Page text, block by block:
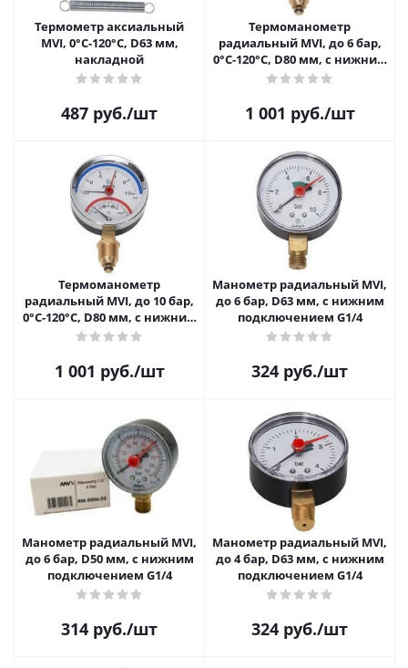
Термометр аксиальный
MVI, 0°C-120°C, D63 мм,
накладной
487 руб./шт
Термоманометр
радиальный MVI, до 6 бар,
0°C-120°C, D80 мм, с нижним
подключением G1/2
1 001 руб./шт
Термоманометр
радиальный MVI, до 10 бар,
0°C-120°C, D80 мм, с нижним
подключением G1/2
1 001 руб./шт
Манометр радиальный MVI,
до 6 бар, D63 мм, с нижним
подключением G1/4
324 руб./шт
Манометр радиальный MVI,
до 6 бар, D50 мм, с нижним
подключением G1/4
314 руб./шт
Манометр радиальный MVI,
до 4 бар, D63 мм, с нижним
подключением G1/4
324 руб./шт